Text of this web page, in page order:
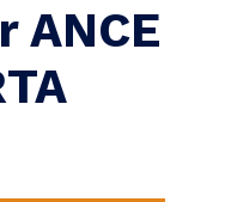
ANCE